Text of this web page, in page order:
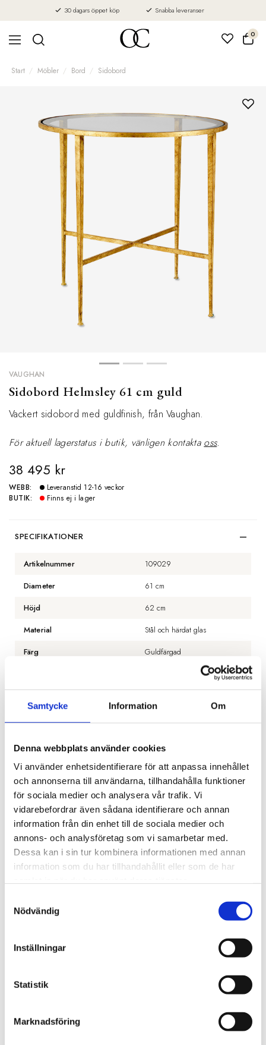
Samtycke Information Om
Denna webbplats använder cookies
Vi använder enhetsidentifierare för att anpassa innehållet
och annonserna till användarna, tillhandahålla funktioner
för sociala medier och analysera vår trafik. Vi
vidarebefordrar även sådana identifierare och annan
information från din enhet till de sociala medier och
annons- och analysföretag som vi samarbetar med.
Dessa kan i sin tur kombinera informationen med annan
information som du har tillhandahållit eller som de har
Nödvändig
Inställningar
Statistik
Marknadsföring
30 dagars öppet köp Snabba leveranser
0
Start Möbler Bord Sidobord
VAUGHAN
Sidobord Helmsley 61 cm guld
Vackert sidobord med guldfinish, från Vaughan.
För aktuell lagerstatus i butik, vänligen kontakta oss.
38 495 kr
WEBB:
Leveranstid 12-16 veckor
BUTIK:
Finns ej i lager
SPECIFIKATIONER
Artikelnummer
109029
Diameter
61 cm
Höjd
62 cm
Material
Stål och härdat glas
Färg
Guldfärgad
BESKRIVNING
RECENSIONER
OM VAUGHAN
PRODUKTBLAD
30 dagars öppet köp - gäller ej företagskunder eller beställningsvaror
VISA ALLT INOM SIDOBORD
Du kanske också gillar